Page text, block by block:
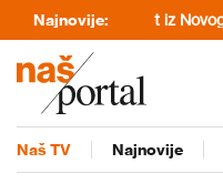
Najnovije:
A1tv.net iz Novog Pazara
Naš TV Najnovije